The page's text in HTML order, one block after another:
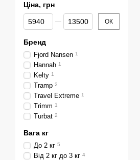
Ціна, грн
Від Ціна, грн
До Ціна, грн ОК
Бренд
Fjord Nansen 1
Hannah 1
Kelty 1
Tramp 2
Travel Extreme 1
Trimm 1
Turbat 2
Вага кг
До 2 кг 5
Від 2 кг до 3 кг 4